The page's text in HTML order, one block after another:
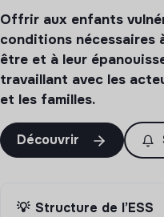
Offrir aux enfants
conditions nécessaires
être et à leur
travaillant avec les
et les familles.
Découvrir
💡 Structure de l’ESS